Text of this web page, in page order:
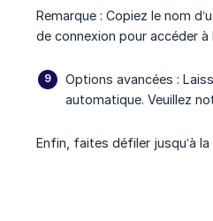
Remarque : Copiez le nom
de connexion pour accéder
Options avancées :
automatique. Veuillez
Enfin, faites défiler jusqu’à